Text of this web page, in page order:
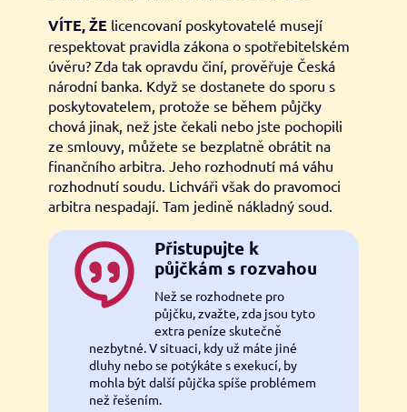
VÍTE, ŽE licencovaní poskytovatelé musejí
respektovat pravidla zákona o spotřebitelském
úvěru? Zda tak opravdu činí, prověřuje Česká
národní banka. Když se dostanete do sporu s
poskytovatelem, protože se během půjčky
chová jinak, než jste čekali nebo jste pochopili
ze smlouvy, můžete se bezplatně obrátit na
finančního arbitra. Jeho rozhodnutí má váhu
rozhodnutí soudu. Lichváři však do pravomoci
arbitra nespadají. Tam jedině nákladný soud.
Přistupujte k
půjčkám s rozvahou
Než se rozhodnete pro
půjčku, zvažte, zda jsou tyto
extra peníze skutečně
nezbytné. V situaci, kdy už máte jiné
dluhy nebo se potýkáte s exekucí, by
mohla být další půjčka spíše problémem
než řešením.